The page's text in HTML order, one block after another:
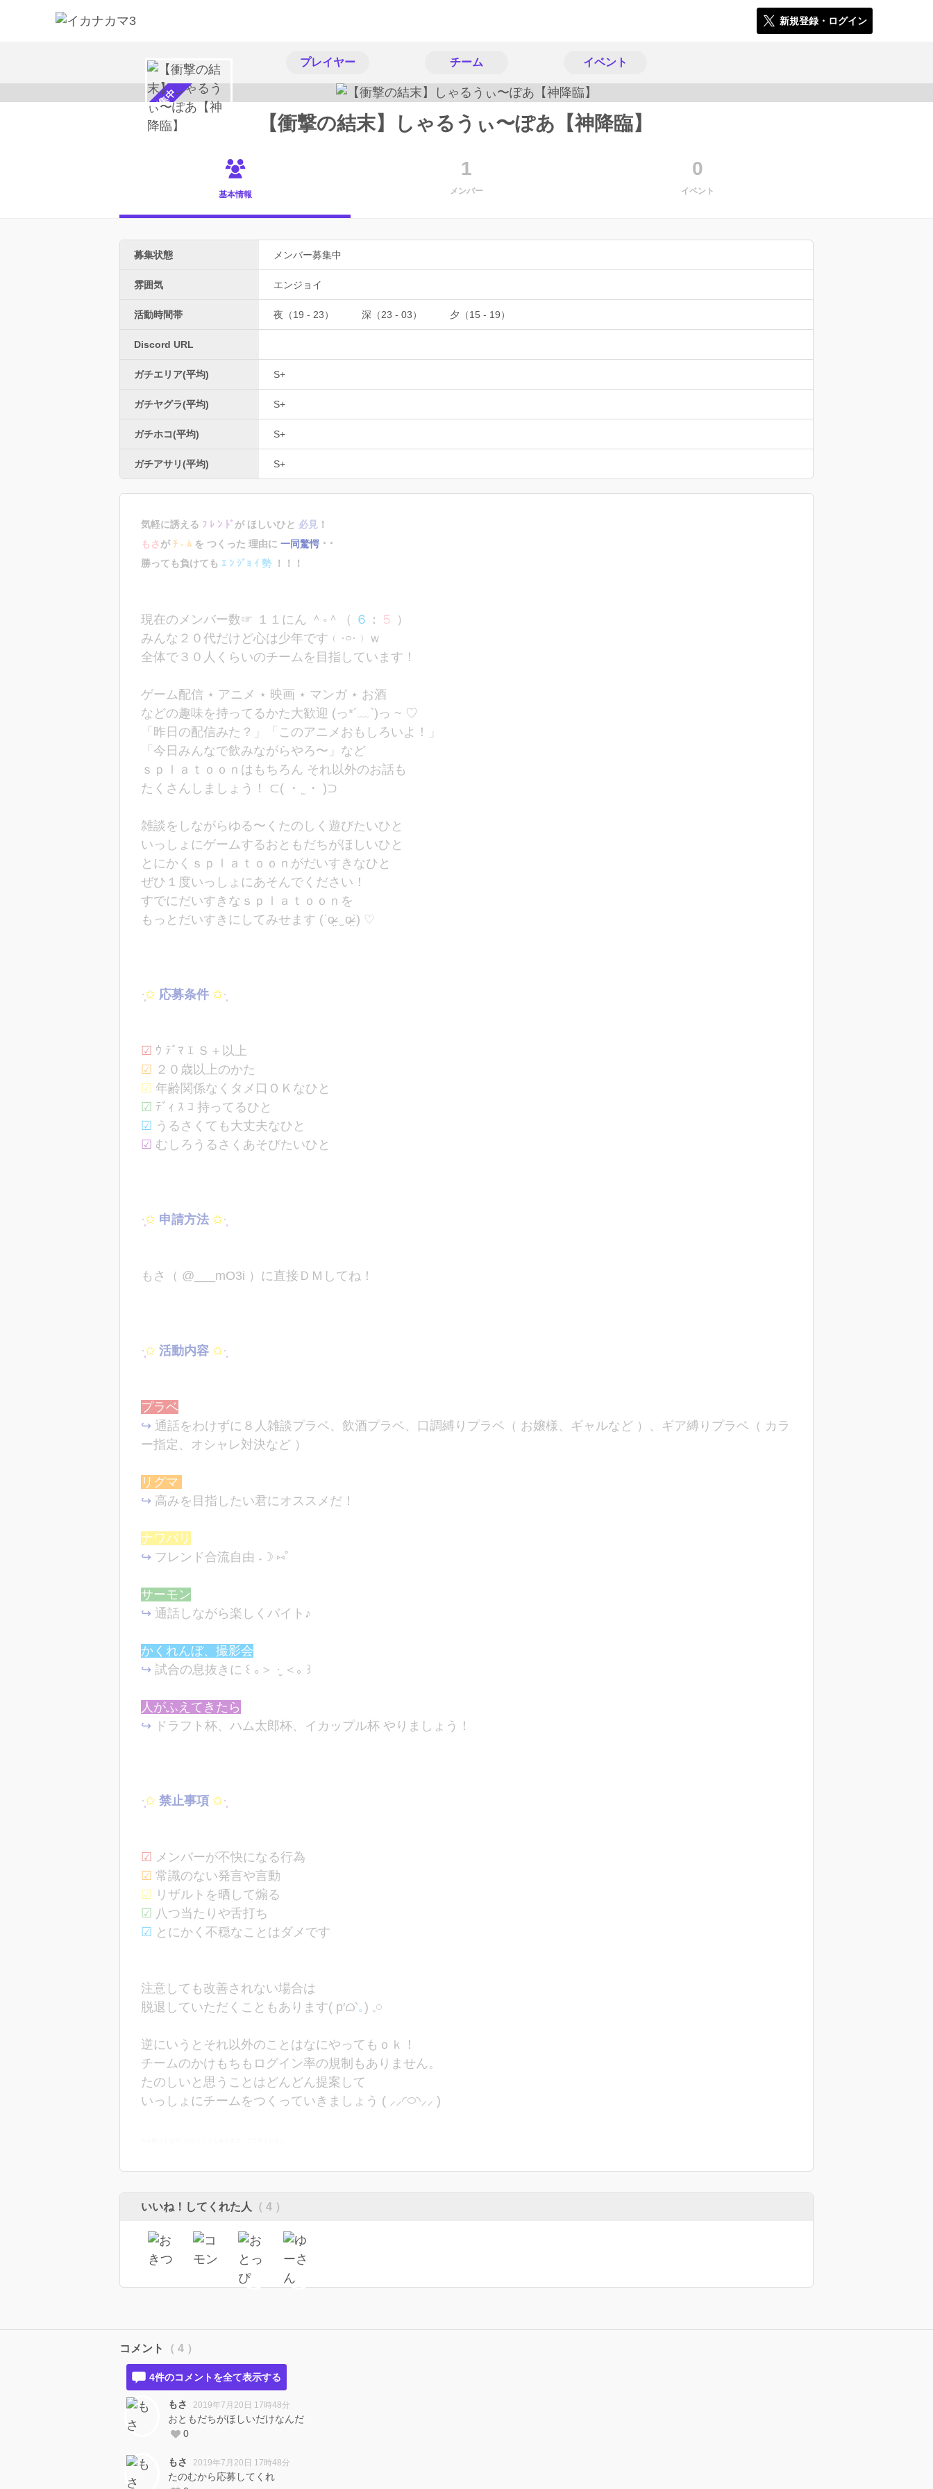
新規登録・ログイン
プレイヤー チーム イベント
メンバー募集中 【衝撃の結末】しゃるうぃ〜ぽあ【神降臨】
基本情報
1
メンバー
0
イベント
募集状態 メンバー募集中
雰囲気 エンジョイ
活動時間帯 夜（19 - 23） 深（23 - 03） 夕（15 - 19）
Discord URL
ガチエリア(平均) S+
ガチヤグラ(平均) S+
ガチホコ(平均) S+
ガチアサリ(平均) S+
気軽に誘える ﾌ ﾚ ﾝ ﾄﾞが ほしいひと 必見 ！
もさ がﾁ - ﾑ を つくった 理由に 一同驚愕 ⠐⠐
勝っても負けても ｴ ﾝ ｼﾞｮ ｲ 勢 ！！！
現在のメンバー数☞ １１にん ＾◦＾（ ６ ： ５ ）
みんな２０代だけど心は少年です﹙·࿁·﹚ｗ
全体で３０人くらいのチームを目指しています！
ゲーム配信 ⋆ アニメ ⋆ 映画 ⋆ マンガ ⋆ お酒
などの趣味を持ってるかた大歓迎 (っ*´﹏`)っ ~ ♡
「昨日の配信みた？」「このアニメおもしろいよ！」
「今日みんなで飲みながらやろ〜」など
ｓｐｌａｔｏｏｎはもちろん それ以外のお話も
たくさんしましょう！ ⊂( ・ ̫ ・ )⊃
雑談をしながらゆる〜くたのしく遊びたいひと
いっしょにゲームするおともだちがほしいひと
とにかくｓｐｌａｔｏｏｎがだいすきなひと
ぜひ１度いっしょにあそんでください！
すでにだいすきなｓｐｌａｔｏｏｎを
もっとだいすきにしてみせます (ˊo̴̶̷̤ ̫ o̴̶̷̤ˋ) ♡
·̩͙✩ 応募条件 ✩·̩͙
☑︎ ｳ ﾃﾞﾏ ｴ Ｓ＋以上
☑︎ ２０歳以上のかた
☑︎ 年齢関係なくタメ口ＯＫなひと
☑︎ ﾃﾞｨ ｽ ｺ 持ってるひと
☑︎ うるさくても大丈夫なひと
☑︎ むしろうるさくあそびたいひと
·̩͙✩ 申請方法 ✩·̩͙
もさ（ @___mO3i ）に直接ＤＭしてね！
·̩͙✩ 活動内容 ✩·̩͙
プラベ
↪︎ 通話をわけずに８人雑談プラベ、 飲酒プラベ、口調縛りプラベ（ お嬢様、ギャルなど ）、ギア縛りプラベ（ カラ
ー指定、オシャレ対決など ）
リグマ
↪︎ 高みを目指したい君にオススメだ！
ナワバリ
↪︎ フレンド合流自由 ˖☽ ⑅˚
サーモン
↪︎ 通話しながら楽しくバイト♪
かくれんぼ、撮影会
↪︎ 試合の息抜きに ꒰ ｡＞ ·̮ ＜｡ ꒱
人がふえてきたら
↪︎
ドラフト杯、ハム太郎杯、イカップル杯 やりましょう！
·̩͙✩ 禁止事項 ✩·̩͙
☑︎ メンバーが不快になる行為
☑︎ 常識のない発言や言動
☑︎ リザルトを晒して煽る
☑︎ 八つ当たりや舌打ち
☑︎ とにかく不穏なことはダメです
注意しても改善されない場合は
脱退していただくこともあります( p′ᜊ‵｡) 𓈒𓏸
逆にいうとそれ以外のことはなにやってもｏｋ！
チームのかけもちもログイン率の規制もありません。
たのしいと思うことはどんどん提案して
いっしょにチームをつくっていきましょう ( ⸝⸝◜࿀◝⸝⸝ )
いいね！してくれた人 （ 4 ）
コメント （ 4 ）
4件のコメントを全て表示する
もさ 2019年7月20日 17時48分
おともだちがほしいだけなんだ
0
もさ 2019年7月20日 17時48分
たのむから応募してくれ